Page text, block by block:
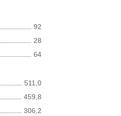
92
28
64
511,0
459,8
306,2